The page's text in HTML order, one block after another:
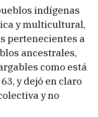
indígenas
y multicultural,
pertenecientes a
ancestrales,
como está
y dejó en claro
y no